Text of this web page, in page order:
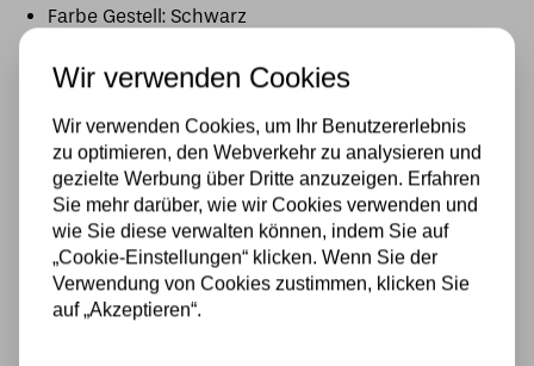
Farbe Gestell: Schwarz
Glasschirm – ein stilvolles Highlight für jedes
Interieur.
Spezifikationen
Fassung
Wir verwenden Cookies
Wir verwenden Cookies, um Ihr Benutzererlebnis
zu optimieren, den Webverkehr zu analysieren und
gezielte Werbung über Dritte anzuzeigen. Erfahren
Sie mehr darüber, wie wir Cookies verwenden und
wie Sie diese verwalten können, indem Sie auf
„Cookie-Einstellungen“ klicken. Wenn Sie der
Verwendung von Cookies zustimmen, klicken Sie
auf „Akzeptieren“.